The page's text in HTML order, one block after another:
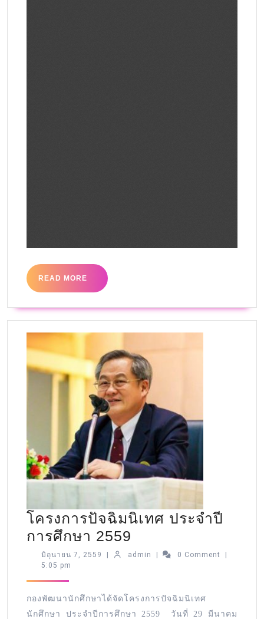
READ MORE
โครงการปัจฉิมนิเทศ ประจำปี
การศึกษา 2559
มิถุนายน 7, 2559 admin 0 Comment
5:05 pm
กองพัฒนานักศึกษาได้จัดโครงการปัจฉิมนิเทศ
นักศึกษา ประจำปีการศึกษา 2559 วันที่ 29 มีนาคม